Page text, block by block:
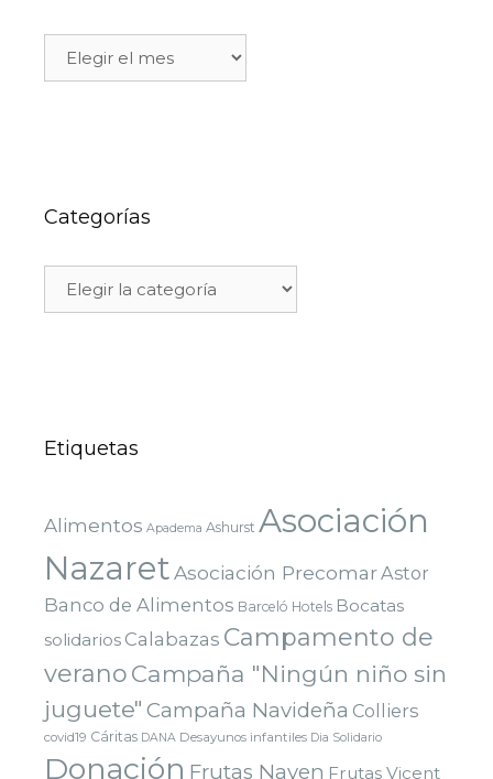
Categorías
Etiquetas
Alimentos Apadema Ashurst Asociación
NazaretAsociación PrecomarAstor
Banco de Alimentos Barceló Hotels Bocatas
solidarios Calabazas Campamento de
verano Campaña "Ningún niño sin
juguete" Campaña Navideña Colliers
covid19 Cáritas DANA Desayunos infantiles Dia Solidario
Donación Frutas Nayen Frutas Vicent